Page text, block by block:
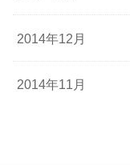
2014年12月
2014年11月